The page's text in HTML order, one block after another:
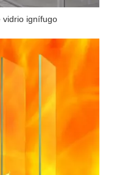
vidrio ignífugo